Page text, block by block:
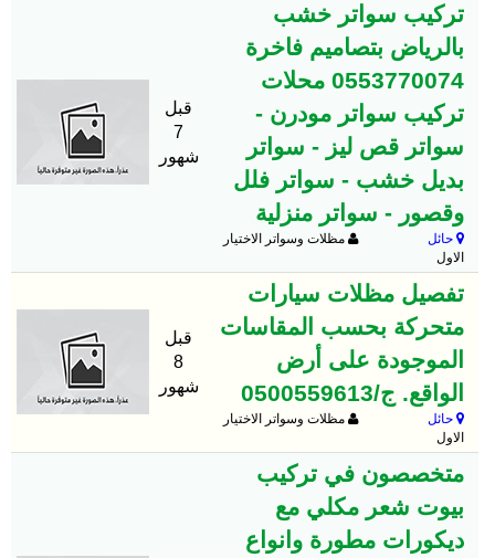
تركيب سواتر خشب
بالرياض بتصاميم فاخرة
0553770074 محلات
تركيب سواتر مودرن -
سواتر قص ليز - سواتر
بديل خشب - سواتر فلل
وقصور - سواتر منزلية
حائل
مظلات وسواتر الاختيار
الاول
قبل
7
شهور
تفصيل مظلات سيارات
متحركة بحسب المقاسات
الموجودة على أرض
الواقع. ج/0500559613
حائل
مظلات وسواتر الاختيار
الاول
قبل
8
شهور
متخصصون في تركيب
بيوت شعر مكلي مع
ديكورات مطورة وانواع